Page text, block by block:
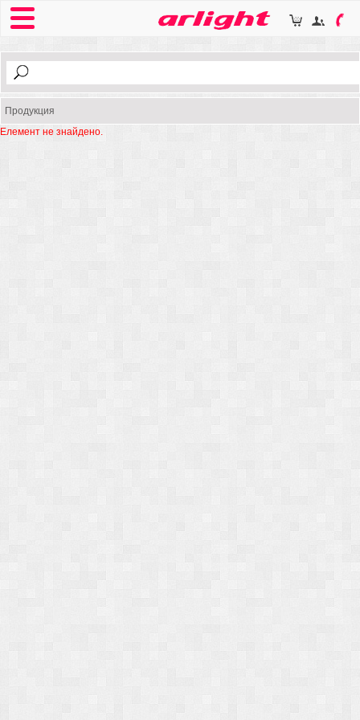
Продукция
Елемент не знайдено.